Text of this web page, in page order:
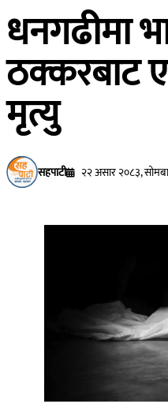
धनगढीमा
ठक्करबाट
मृत्यु
सहपाटी २२ असार २०८३,